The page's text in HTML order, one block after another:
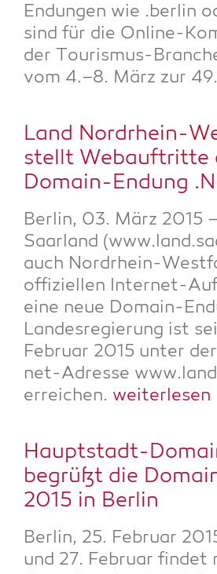
Endun­gen wie .ber­lin
sind für die Online-
der Tou­ris­mus-
vom 4.–8. März zur 49.
Land Nord­rhein-
stellt Web­auf­trit­te
Domain-Endung
Ber­lin, 03. März 2015
Saar­land
auch Nord­rhein-
offi­zi­el­len Inter­net-
eine neue Domain-
Lan­des­re­gie­rung ist
Febru­ar 2015 unter
net-Adres­se
errei­chen. wei­ter­le­sen
Haupt­stadt-
begrüßt die
2015 in Berlin
Ber­lin, 25. Febru­ar
und 27. Febru­ar fin­det